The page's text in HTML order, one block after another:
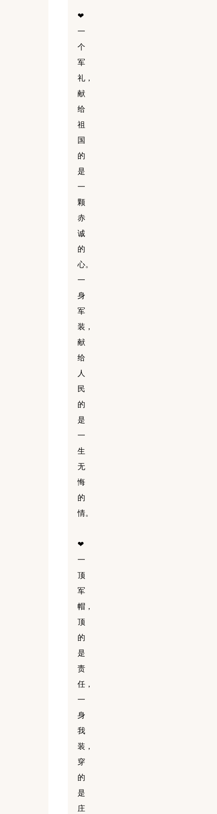
❤
一
个
军
礼，
献
给
祖
国
的
是
一
颗
赤
诚
的
心。
一
身
军
装，
献
给
人
民
的
是
一
生
无
悔
的
情。
❤
一
顶
军
帽，
顶
的
是
责
任，
一
身
我
装，
穿
的
是
庄